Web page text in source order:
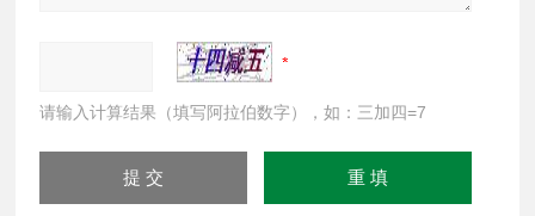
请输入计算结果（填写阿拉伯数字），如：三加四=7